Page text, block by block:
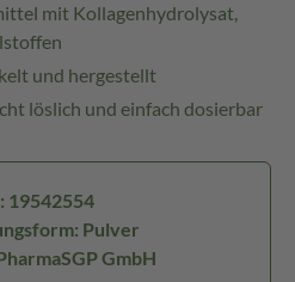
mit Kollagenhydrolysat,
und hergestellt
löslich und einfach dosierbar
19542554
Pulver
GmbH